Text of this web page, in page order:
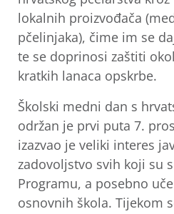
lokalnih proizvođača
pčelinjaka), čime im se
te se doprinosi zaštiti
kratkih lanaca opskrbe.
Školski medni dan s
održan je prvi puta 7.
izazvao je veliki interes
zadovoljstvo svih koji su
Programu, a posebno
osnovnih škola. Tijekom